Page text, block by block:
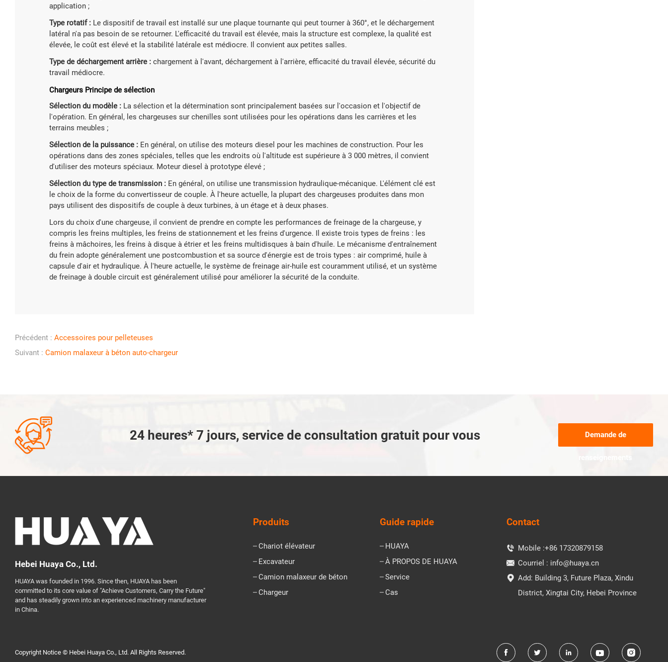
application ;
Type rotatif : Le dispositif de travail est installé sur une plaque tournante qui peut tourner à 360°, et le déchargement
latéral n'a pas besoin de se retourner. L'efficacité du travail est élevée, mais la structure est complexe, la qualité est
élevée, le coût est élevé et la stabilité latérale est médiocre. Il convient aux petites salles.
Type de déchargement arrière : chargement à l'avant, déchargement à l'arrière, efficacité du travail élevée, sécurité du
travail médiocre.
Chargeurs Principe de sélection
Sélection du modèle : La sélection et la détermination sont principalement basées sur l'occasion et l'objectif de
l'opération. En général, les chargeuses sur chenilles sont utilisées pour les opérations dans les carrières et les
terrains meubles ;
Sélection de la puissance : En général, on utilise des moteurs diesel pour les machines de construction. Pour les
opérations dans des zones spéciales, telles que les endroits où l'altitude est supérieure à 3 000 mètres, il convient
d'utiliser des moteurs spéciaux. Moteur diesel à prototype élevé ;
Sélection du type de transmission : En général, on utilise une transmission hydraulique-mécanique. L'élément clé est
le choix de la forme du convertisseur de couple. À l'heure actuelle, la plupart des chargeuses produites dans mon
pays utilisent des dispositifs de couple à deux turbines, à un étage et à deux phases.
Lors du choix d'une chargeuse, il convient de prendre en compte les performances de freinage de la chargeuse, y
compris les freins multiples, les freins de stationnement et les freins d'urgence. Il existe trois types de freins : les
freins à mâchoires, les freins à disque à étrier et les freins multidisques à bain d'huile. Le mécanisme d'entraînement
du frein adopte généralement une postcombustion et sa source d'énergie est de trois types : air comprimé, huile à
capsule d'air et hydraulique. À l'heure actuelle, le système de freinage air-huile est couramment utilisé, et un système
de freinage à double circuit est généralement utilisé pour améliorer la sécurité de la conduite.
Précédent : Accessoires pour pelleteuses
Suivant : Camion malaxeur à béton auto-chargeur
 24 heures* 7 jours, service de consultation gratuit pour vous Demande de
Hebei Huaya Co., Ltd.
HUAYA was founded in 1996. Since then, HUAYA has been
committed to its core value of "Achieve Customers, Carry the Future"
and has steadily grown into an experienced machinery manufacturer
in China.
Produits
Chariot élévateur
Excavateur
Camion malaxeur de béton
Chargeur
Guide rapide
HUAYA
À PROPOS DE HUAYA
Service
Cas
Contact
 Mobile :+86 17320879158
 Courriel : info@huaya.cn
 Add: Building 3, Future Plaza, Xindu
District, Xingtai City, Hebei Province
Copyright Notice © Hebei Huaya Co., Ltd. All Rights Reserved.     